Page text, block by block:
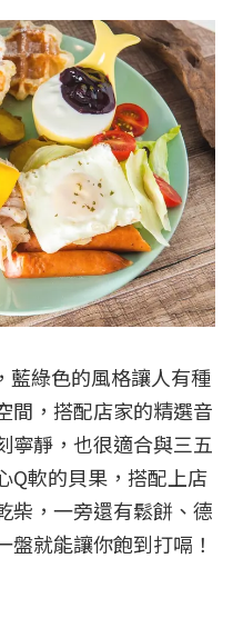
藍綠色的風格讓人有種
間，搭配店家的精選音
寧靜，也很適合與三五
Q軟的貝果，搭配上店
柴，一旁還有鬆餅、德
就能讓你飽到打嗝！